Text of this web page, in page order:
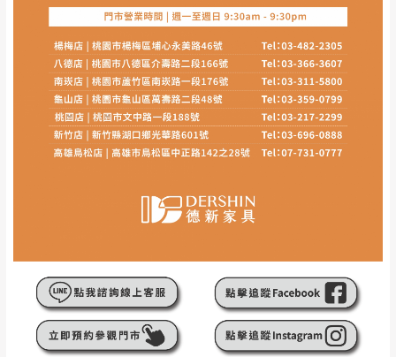
介紹之商品項目為主。
家空間格局、樓梯或電梯大小是否能夠正常搬運進
入，若因特殊地形與建築物等限制而導致無法配送，
本公司保有配送與否之權利,且首趟配送運費須由購買
方自行負擔。
現貨+預購，訂購前請先確認庫存。由於品項繁多，網
電或到line官方客服確認商品是否有「現貨」與 「金
若商品價格或庫存有異常，商家有權取消訂
尺寸為人工丈量略有誤差，請以實品為主
商品顏色可能會因拍攝燈光、電腦解析度、螢幕設定
等因
素,造成實品與網頁上有所差異